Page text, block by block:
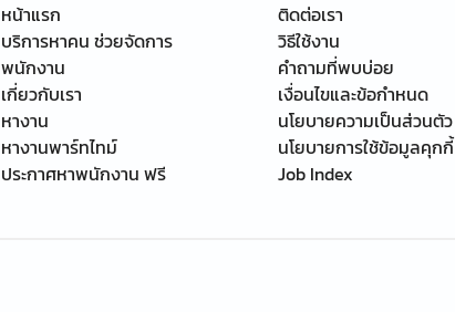
หน้าแรก
บริการหาคน ช่วยจัดการ
พนักงาน
เกี่ยวกับเรา
หางาน
หางานพาร์ทไทม์
ประกาศหาพนักงาน ฟรี
ติดต่อเรา
วิธีใช้งาน
คำถามที่พบบ่อย
เงื่อนไขและข้อกำหนด
นโยบายความเป็นส่วนตัว
นโยบายการใช้ข้อมูลคุกกี้
Job Index